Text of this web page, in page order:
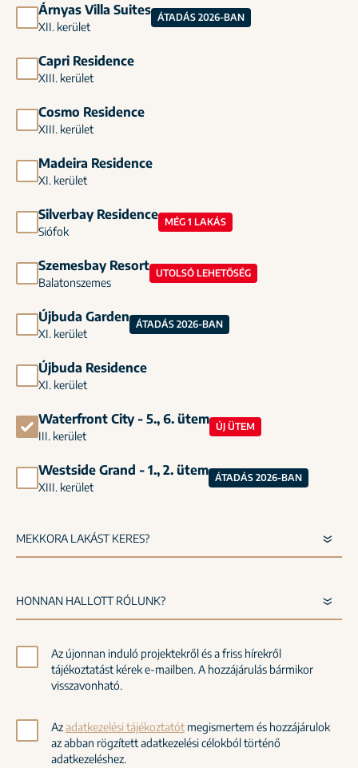
Árnyas Villa Suites
XII. kerület
ÁTADÁS 2026-BAN
Capri Residence
XIII. kerület
Cosmo Residence
XIII. kerület
Madeira Residence
XI. kerület
Silverbay Residence
Siófok
MÉG 1 LAKÁS
Szemesbay Resort
Balatonszemes
UTOLSÓ LEHETŐSÉG
Újbuda Garden
XI. kerület
ÁTADÁS 2026-BAN
Újbuda Residence
XI. kerület
Waterfront City - 5., 6. ütem
III. kerület
ÚJ ÜTEM
Westside Grand - 1., 2. ütem
XIII. kerület
ÁTADÁS 2026-BAN
Az újonnan induló projektekről és a friss hírekről
tájékoztatást kérek e-mailben. A hozzájárulás bármikor
visszavonható.
Azadatkezelési tájékoztatót megismertem és hozzájárulok
az abban rögzített adatkezelési célokból történő
adatkezeléshez.